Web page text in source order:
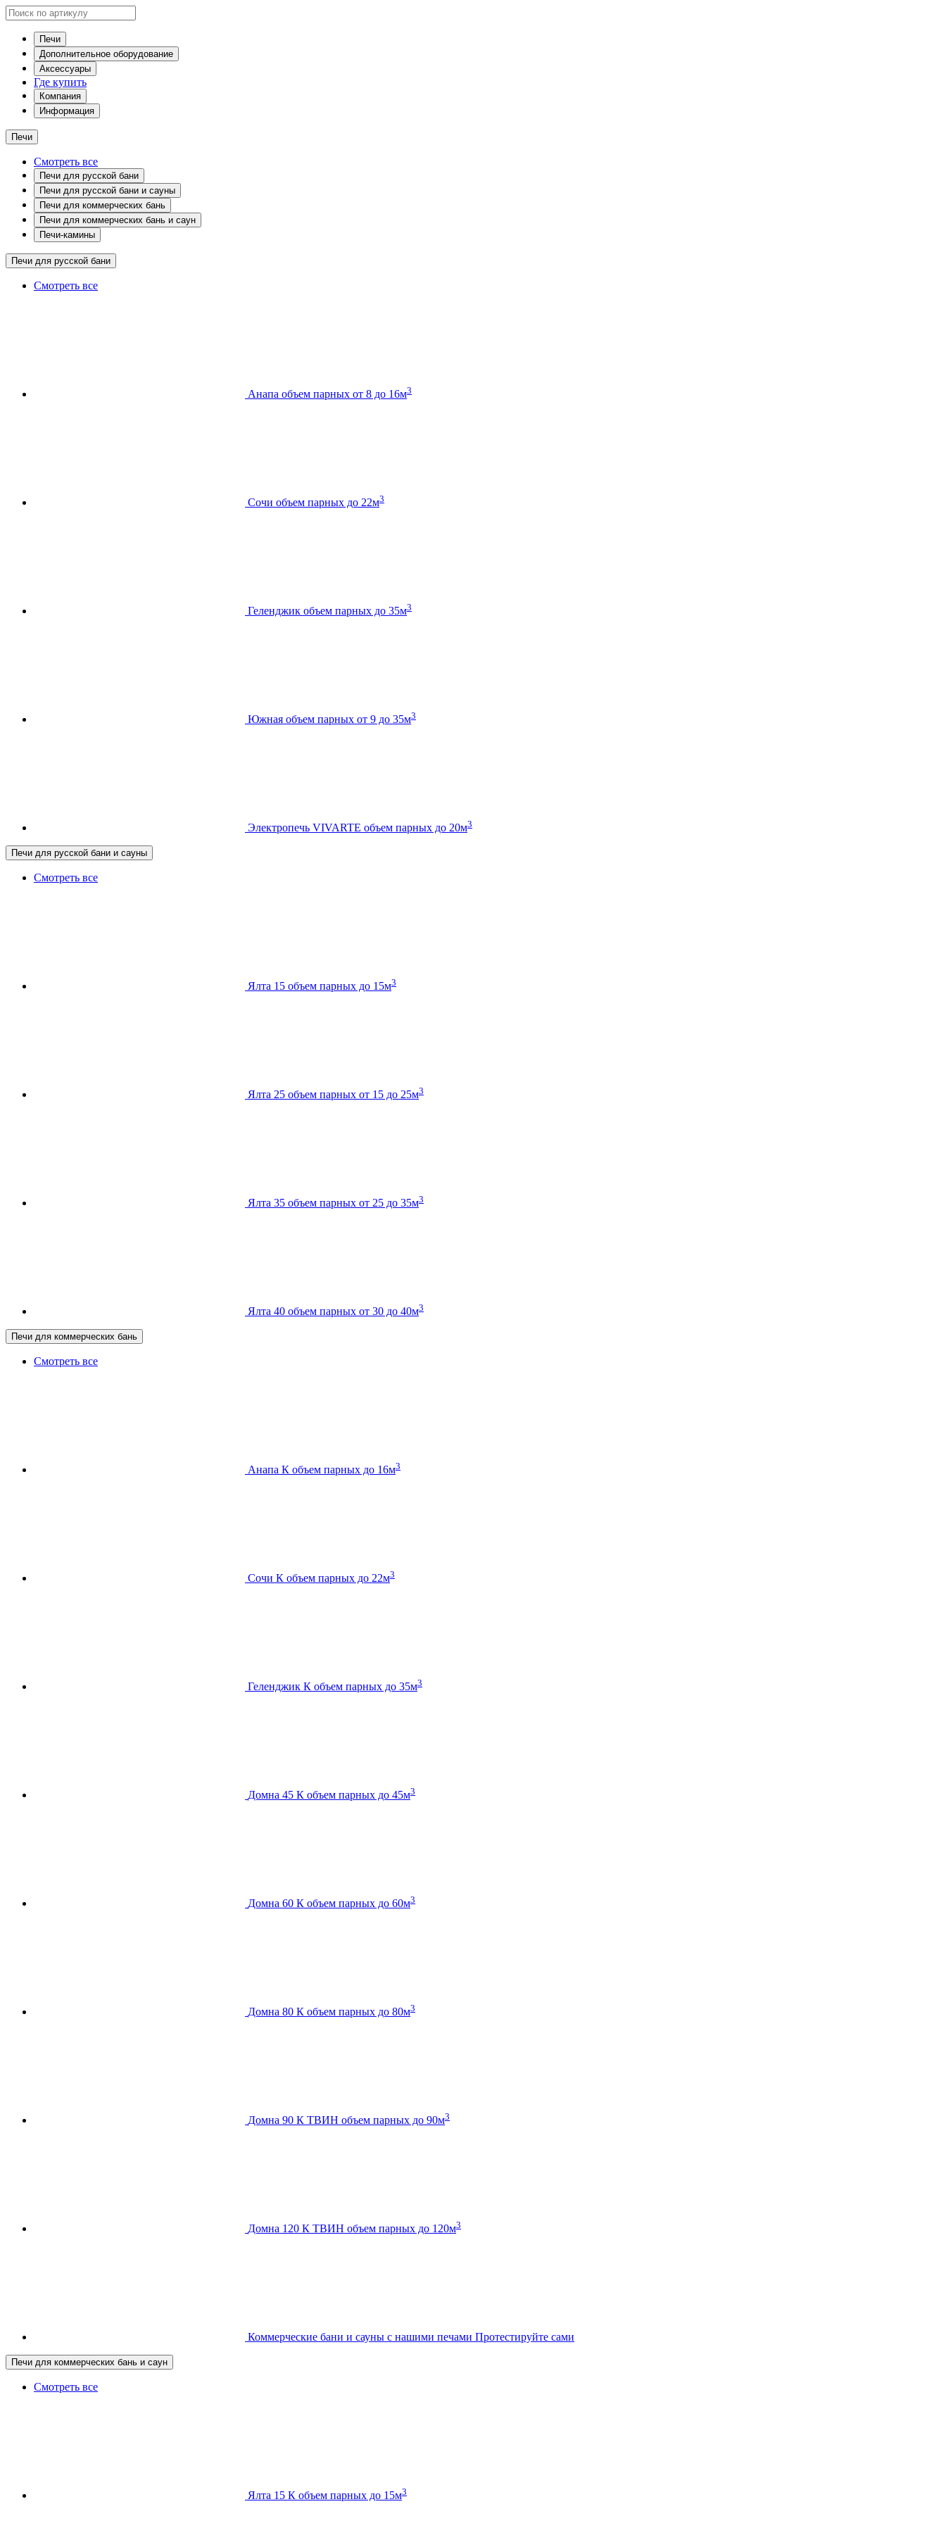
Печи
Дополнительное оборудование
Аксессуары
Где купить
Компания
Информация
Печи
Смотреть все
Печи для русской бани
Печи для русской бани и сауны
Печи для коммерческих бань
Печи для коммерческих бань и саун
Печи-камины
Печи для русской бани
Смотреть все
Анапа объем парных от 8 до 16м3
Сочи объем парных до 22м3
Геленджик объем парных до 35м3
Южная объем парных от 9 до 35м3
Электропечь VIVARTE объем парных до 20м3
Печи для русской бани и сауны
Смотреть все
Ялта 15 объем парных до 15м3
Ялта 25 объем парных от 15 до 25м3
Ялта 35 объем парных от 25 до 35м3
Ялта 40 объем парных от 30 до 40м3
Печи для коммерческих бань
Смотреть все
Анапа К объем парных до 16м3
Сочи К объем парных до 22м3
Геленджик К объем парных до 35м3
Домна 45 К объем парных до 45м3
Домна 60 К объем парных до 60м3
Домна 80 К объем парных до 80м3
Домна 90 К ТВИН объем парных до 90м3
Домна 120 К ТВИН объем парных до 120м3
Коммерческие бани и сауны с нашими печами Протестируйте сами
Печи для коммерческих бань и саун
Смотреть все
Ялта 15 К объем парных до 15м3